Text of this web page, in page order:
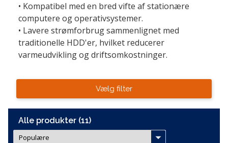
• Kompatibel med en bred vifte af stationære
computere og operativsystemer.
• Lavere strømforbrug sammenlignet med
traditionelle HDD'er, hvilket reducerer
varmeudvikling og driftsomkostninger.
Vælg filter
Alle produkter (11)